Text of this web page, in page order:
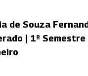
de Souza
| 1º